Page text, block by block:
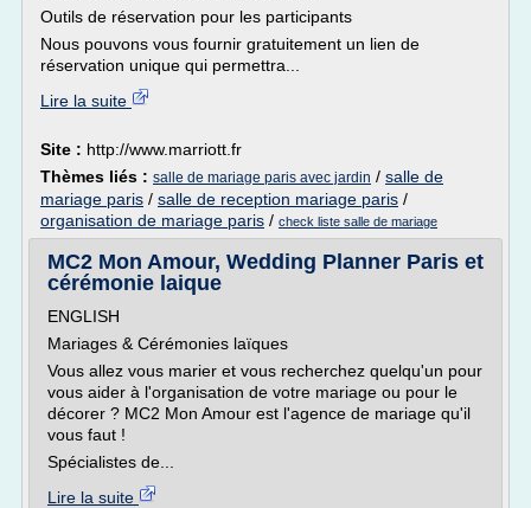
Outils de réservation pour les participants
Nous pouvons vous fournir gratuitement un lien de
réservation unique qui permettra...
Lire la suite
Site : http://www.marriott.fr
Thèmes liés : salle de mariage paris avec jardin / salle de
mariage paris / salle de reception mariage paris /
organisation de mariage paris / check liste salle de mariage
MC2 Mon Amour, Wedding Planner Paris et
cérémonie laique
ENGLISH
Mariages & Cérémonies laïques
Vous allez vous marier et vous recherchez quelqu'un pour
vous aider à l'organisation de votre mariage ou pour le
décorer ? MC2 Mon Amour est l'agence de mariage qu'il
vous faut !
Spécialistes de...
Lire la suite